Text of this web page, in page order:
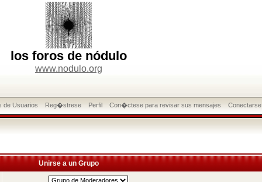
los foros de nódulo
www.nodulo.org
de Usuarios Reg�strese Perfil Con�ctese para revisar sus mensajes Conectarse
Unirse a un Grupo